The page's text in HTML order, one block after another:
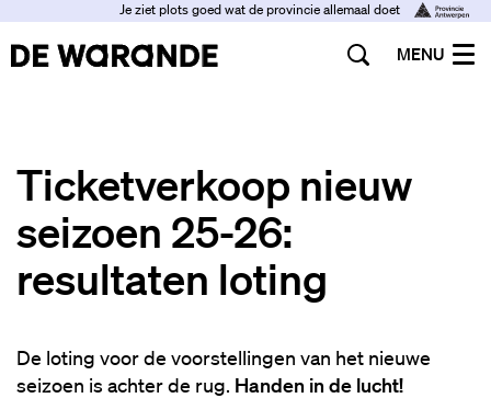
Je ziet plots goed wat de provincie allemaal doet
MENU
Ticketverkoop nieuw
seizoen 25-26:
resultaten loting
De loting voor de voorstellingen van het nieuwe
seizoen is achter de rug. Handen in de lucht!